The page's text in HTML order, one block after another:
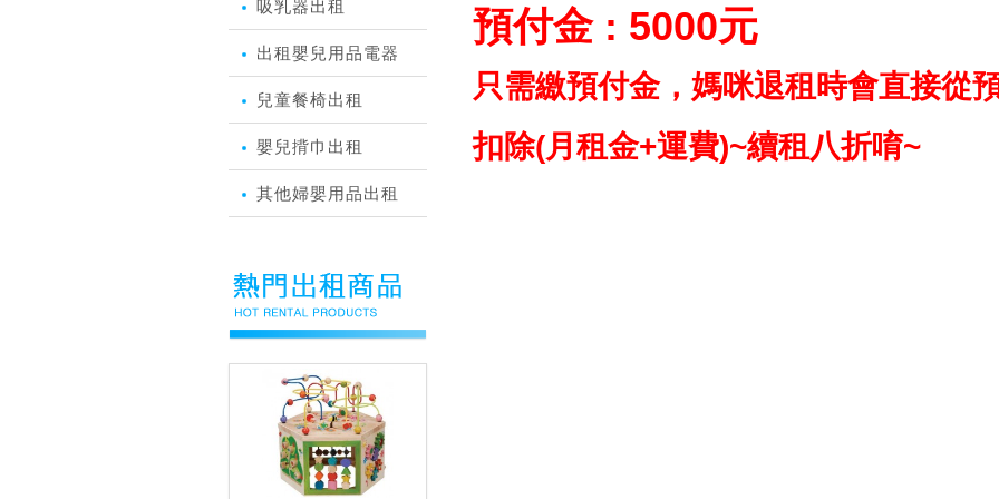
吸乳器出租
出租嬰兒用品電器
兒童餐椅出租
嬰兒揹巾出租
其他婦嬰用品出租
預付金 : 5000元
只需繳預付金，媽咪退租時會直接從
扣除(月租金+運費)~續租八折唷~